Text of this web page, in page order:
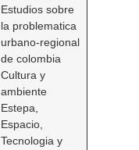
Estudios sobre
la problematica
urbano-regional
de colombia
Cultura y
ambiente
Estepa,
Espacio,
Tecnologia y